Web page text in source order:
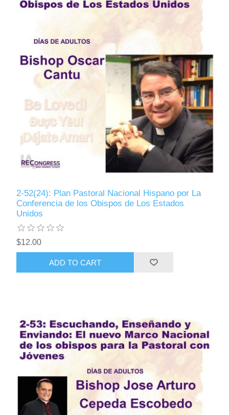
2-52(24): Plan Pastoral Nacional Hispano por La
Conferencia de los Obispos de Los Estados
Unidos
$12.00
ADD TO CART